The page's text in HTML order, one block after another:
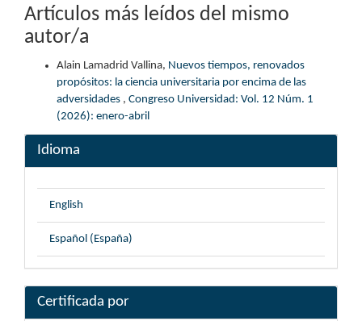
Artículos más leídos del mismo
autor/a
Alain Lamadrid Vallina, Nuevos tiempos, renovados
propósitos: la ciencia universitaria por encima de las
adversidades , Congreso Universidad: Vol. 12 Núm. 1
(2026): enero-abril
Idioma
English
Español (España)
Certificada por